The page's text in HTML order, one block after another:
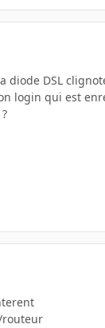
diode DSL
login qui est
routeur